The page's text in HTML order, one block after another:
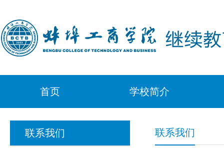
首页 学校简介
联系我们 联系我们